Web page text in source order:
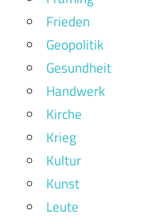
Frieden
Geopolitik
Gesundheit
Handwerk
Kirche
Krieg
Kultur
Kunst
Leute